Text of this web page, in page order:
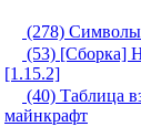
(278) Символы
(53) [Сборка]
[1.15.2]
(40) Таблица
майнкрафт